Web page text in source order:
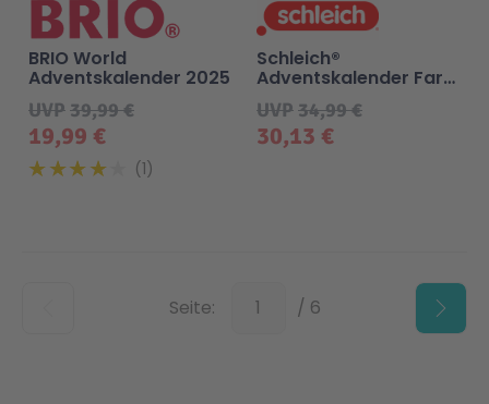
19,99 €
UVP39,99 €
BRIO World
Adventskalender 2025
1
30,13 €
UVP34,99 €
Schleich®
Adventskalender Farm
Seite:Unten / 6